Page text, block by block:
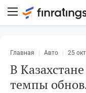
Главная Авто 25
В
темпы